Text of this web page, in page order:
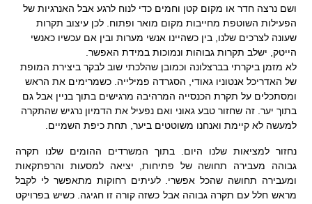
ושם נרצה חדר או מקום קטן וחמים כדי לנוח לרגע אבל האנרגיות של
הפעילות השוטפת מחייבות מקום מואר ופתוח. לכן עיצוב תקרות
שעונה לצרכים שלנו, בין כשהיינו אנשי מערות ובין אם עכשיו כאנשי
הייטק, ישלב תקרות גבוהות ונמוכות במידת האפשר.
לא מזמן ביקרתי בברצלונה וכמובן שהלכתי שוב לבקר ביצירת המופת
של האדריכל אנטוניו גאודי, הסגרדה פמילייה. כשמרימים את הראש
ומסתכלים על תקרת הכנסייה המרהיבה מרגישים בתוך בניין אבל גם
בתוך יער. זה שחזור טבע גאוני ואם נפעיל את הדמיון נרגיש שהתקרה
למעשה לא קיימת ואנחנו משוטטים ביער, תחת כיפת השמיים.
נחזור למציאות שלנו היום. בתוך המשרדים ההומים שלנו תקרה
גבוהה מעבירה תחושה של פתיחות, יציאה למסעות והרפתקאות
ומעבירה תחושה שהכל אפשרי. לעיתים רחוקות מתאפשר לי לקבל
מראש חלל עם תקרה גבוהה אבל כשזה קורה זו חגיגה. כשיש בפרויקט